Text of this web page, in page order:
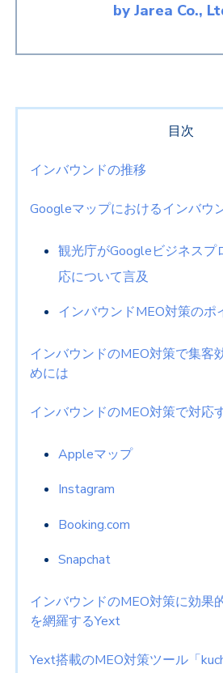
by Jarea Co.,
目次
インバウンドの推移
Googleマップにおけるインバウ
観光庁がGoogleビジネスプ
応について言及
インバウンドMEO対策のポ
インバウンドのMEO対策で集客
めには
インバウンドのMEO対策で対応
Appleマップ
Instagram
Booking.com
Snapchat
インバウンドのMEO対策に効果
を網羅するYext
Yext搭載のMEO対策ツール「